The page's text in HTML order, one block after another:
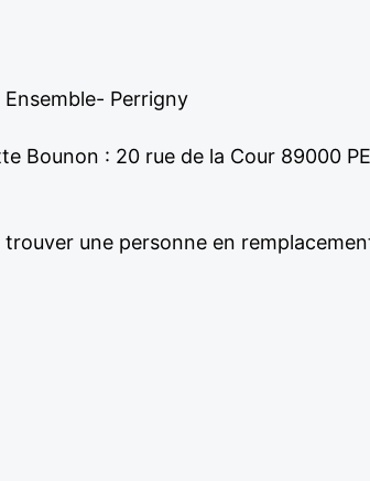
Perrigny
Bounon : 20 rue de la Cour 89000
une personne en